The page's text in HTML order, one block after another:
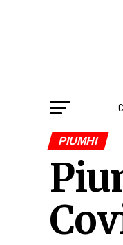
PIUMHI